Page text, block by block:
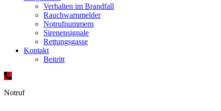
Verhalten im Brandfall
Rauchwarnmelder
Notrufnummern
Sirenensignale
Rettungsgasse
Kontakt
Beitritt
Notruf